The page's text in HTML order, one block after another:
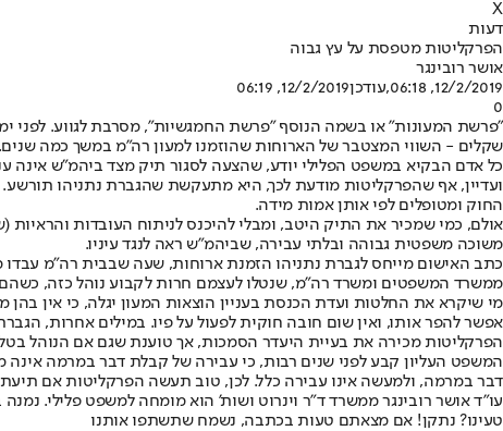
X
דעות
הפרקליטות מטפסת על עץ גבוה
אושר רובינגר
12/2/2019, 06:18
,עודכן12/2/2019, 06:19
0
"פרשת המעונות" או בשמה הנוסף "פרשת החמגשיות", מסרבת לגווע.
שקלים - השווי המצטבר של הארוחות שהוזמנו למעון רה"מ במשך כמה שנים.
כל אדם הבקיא במשפט הפלילי יודע, שהצעה לסגור תיק מצד ביהמ"ש אינה
ועדיין, אף שהפרקליטות מודעת לכך, היא מתעקשת שהגברת נתניהו תורשע.
החוק ומטופלים לפי אותן אמות מידה.
אולם, כמי שמכיר את התיק היטב, ומבלי להיכנס לניתוח העובדות
משוכה משפטית גבוהה ובלתי עבירה, שביהמ"ש ראה לנגד עיניו.
כתב האישום מייחס לגברת נתניהו הזמנת ארוחות, שעה שבבית רה"מ עבדו
ממשרד המשפטים ומשרד רה"מ, שנטלו לעצמם חרות לקבוע נוהל כזה,
מי שיקרא את החלטות ועדת הכנסת בעניין הוצאות המעון יגלה, כי אין בהן
אפשר להפר אותו, ואין שום חובה חוקית לפעול על פיו. במילים אחרות,
הפרקליטות מכירה את בעיית היעדר הסמכות, אך טוענת שגם אם הנוהל
המשפט העליון קבע לפני שנים רבות, כי עבירה של קבלת דבר במרמה
דבר במרמה, ולמעשה אינו עבירה כלל. לכן, טוב תעשה הפרקליטות אם
עו"ד אושר רובינגר ממשרד ד"ר וינרוט ושות' הוא מומחה למשפט פלילי.
טעינו? נתקן! אם מצאתם טעות בכתבה, נשמח שתשתפו אותנו